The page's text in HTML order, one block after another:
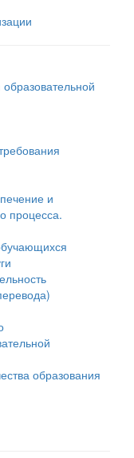
и
процесса.
образования